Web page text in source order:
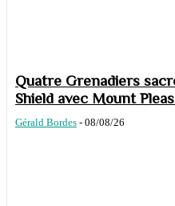
Quatre Grenadiers
Shield avec Mount
Gérald Bordes - 08/08/26